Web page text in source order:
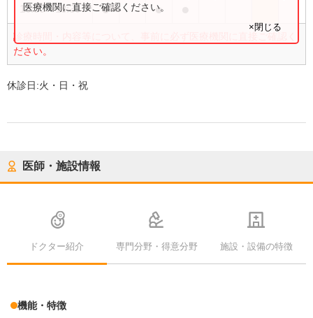
16:30〜18:30 ● ●
診療時間・内容等について、事前に必ず医療機関に直接ご確認く
ださい。
医療機関に直接ご確認ください。
×閉じる
休診日:火・日・祝
医師・施設情報
ドクター紹介 専門分野・得意分野 施設・設備の特徴
機能・特徴